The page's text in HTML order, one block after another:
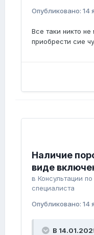
Опубликовано: 14
Все таки никто
приобрести сие
Наличие
виде
в Консультации
специалиста
Опубликовано: 14
В